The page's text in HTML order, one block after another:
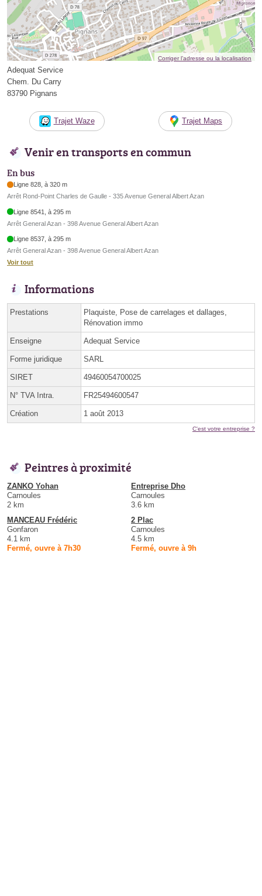
Corriger l’adresse ou la localisation
Adequat Service
Chem. Du Carry
83790 Pignans
Trajet Waze Trajet Maps
Venir en transports en commun
En bus
Ligne 828, à 320 m
Arrêt Rond-Point Charles de Gaulle - 335 Avenue General Albert Azan
Ligne 8541, à 295 m
Arrêt General Azan - 398 Avenue General Albert Azan
Ligne 8537, à 295 m
Arrêt General Azan - 398 Avenue General Albert Azan
Voir tout
Informations
Prestations
Plaquiste, Pose de carrelages et dallages,
Rénovation immo
Enseigne Adequat Service
Forme juridique SARL
SIRET 49460054700025
N° TVA Intra. FR25494600547
Création 1 août 2013
C'est votre entreprise ?
Peintres à proximité
ZANKO Yohan
Carnoules
2 km
Entreprise Dho
Carnoules
3.6 km
MANCEAU Frédéric
Gonfaron
4.1 km
Fermé, ouvre à 7h30
2 Plac
Carnoules
4.5 km
Fermé, ouvre à 9h